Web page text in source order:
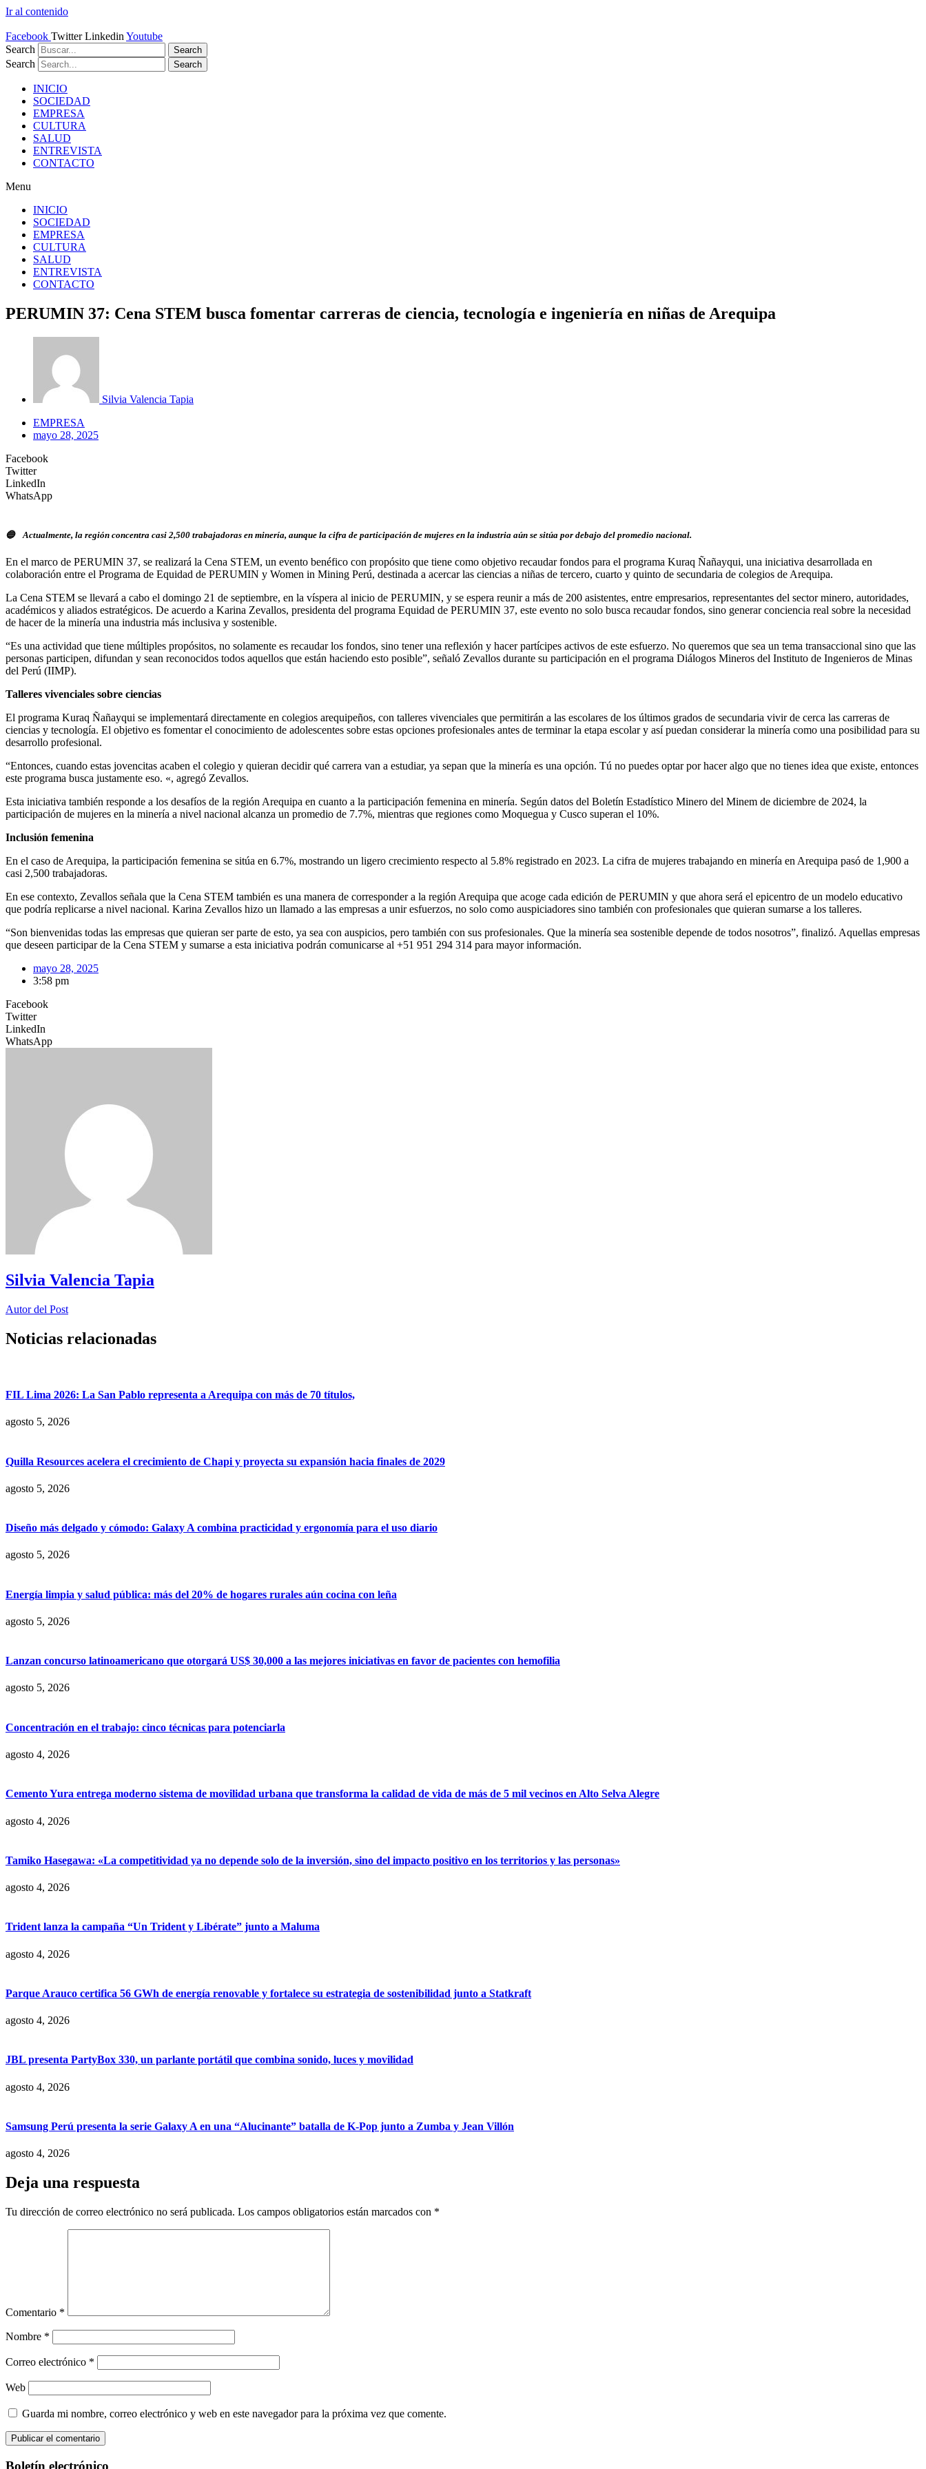
Ir al contenido
Facebook Twitter Linkedin Youtube
Search
Search
Search Search
INICIO
SOCIEDAD
EMPRESA
CULTURA
SALUD
ENTREVISTA
CONTACTO
Menu
INICIO
SOCIEDAD
EMPRESA
CULTURA
SALUD
ENTREVISTA
CONTACTO
PERUMIN 37: Cena STEM busca fomentar carreras de ciencia, tecnología e ingeniería en niñas de Arequipa
Silvia Valencia Tapia
EMPRESA
mayo 28, 2025
Facebook
Twitter
LinkedIn
WhatsApp
🔵 Actualmente, la región concentra casi 2,500 trabajadoras en minería, aunque la cifra de participación de mujeres en la industria aún se sitúa por debajo del promedio nacional.
En el marco de PERUMIN 37, se realizará la Cena STEM, un evento benéfico con propósito que tiene como objetivo recaudar fondos para el programa Kuraq Ñañayqui, una iniciativa desarrollada en
colaboración entre el Programa de Equidad de PERUMIN y Women in Mining Perú, destinada a acercar las ciencias a niñas de tercero, cuarto y quinto de secundaria de colegios de Arequipa.
La Cena STEM se llevará a cabo el domingo 21 de septiembre, en la víspera al inicio de PERUMIN, y se espera reunir a más de 200 asistentes, entre empresarios, representantes del sector minero, autoridades,
académicos y aliados estratégicos. De acuerdo a Karina Zevallos, presidenta del programa Equidad de PERUMIN 37, este evento no solo busca recaudar fondos, sino generar conciencia real sobre la necesidad
de hacer de la minería una industria más inclusiva y sostenible.
“Es una actividad que tiene múltiples propósitos, no solamente es recaudar los fondos, sino tener una reflexión y hacer partícipes activos de este esfuerzo. No queremos que sea un tema transaccional sino que las
personas participen, difundan y sean reconocidos todos aquellos que están haciendo esto posible”, señaló Zevallos durante su participación en el programa Diálogos Mineros del Instituto de Ingenieros de Minas
del Perú (IIMP).
Talleres vivenciales sobre ciencias
El programa Kuraq Ñañayqui se implementará directamente en colegios arequipeños, con talleres vivenciales que permitirán a las escolares de los últimos grados de secundaria vivir de cerca las carreras de
ciencias y tecnología. El objetivo es fomentar el conocimiento de adolescentes sobre estas opciones profesionales antes de terminar la etapa escolar y así puedan considerar la minería como una posibilidad para su
desarrollo profesional.
“Entonces, cuando estas jovencitas acaben el colegio y quieran decidir qué carrera van a estudiar, ya sepan que la minería es una opción. Tú no puedes optar por hacer algo que no tienes idea que existe, entonces
este programa busca justamente eso. «, agregó Zevallos.
Esta iniciativa también responde a los desafíos de la región Arequipa en cuanto a la participación femenina en minería. Según datos del Boletín Estadístico Minero del Minem de diciembre de 2024, la
participación de mujeres en la minería a nivel nacional alcanza un promedio de 7.7%, mientras que regiones como Moquegua y Cusco superan el 10%.
Inclusión femenina
En el caso de Arequipa, la participación femenina se sitúa en 6.7%, mostrando un ligero crecimiento respecto al 5.8% registrado en 2023. La cifra de mujeres trabajando en minería en Arequipa pasó de 1,900 a
casi 2,500 trabajadoras.
En ese contexto, Zevallos señala que la Cena STEM también es una manera de corresponder a la región Arequipa que acoge cada edición de PERUMIN y que ahora será el epicentro de un modelo educativo
que podría replicarse a nivel nacional. Karina Zevallos hizo un llamado a las empresas a unir esfuerzos, no solo como auspiciadores sino también con profesionales que quieran sumarse a los talleres.
“Son bienvenidas todas las empresas que quieran ser parte de esto, ya sea con auspicios, pero también con sus profesionales. Que la minería sea sostenible depende de todos nosotros”, finalizó. Aquellas empresas
que deseen participar de la Cena STEM y sumarse a esta iniciativa podrán comunicarse al +51 951 294 314 para mayor información.
mayo 28, 2025
3:58 pm
Facebook
Twitter
LinkedIn
WhatsApp
Silvia Valencia Tapia
Autor del Post
Noticias relacionadas
FIL Lima 2026: La San Pablo representa a Arequipa con más de 70 títulos,
agosto 5, 2026
Quilla Resources acelera el crecimiento de Chapi y proyecta su expansión hacia finales de 2029
agosto 5, 2026
Diseño más delgado y cómodo: Galaxy A combina practicidad y ergonomía para el uso diario
agosto 5, 2026
Energía limpia y salud pública: más del 20% de hogares rurales aún cocina con leña
agosto 5, 2026
Lanzan concurso latinoamericano que otorgará US$ 30,000 a las mejores iniciativas en favor de pacientes con hemofilia
agosto 5, 2026
Concentración en el trabajo: cinco técnicas para potenciarla
agosto 4, 2026
Cemento Yura entrega moderno sistema de movilidad urbana que transforma la calidad de vida de más de 5 mil vecinos en Alto Selva Alegre
agosto 4, 2026
Tamiko Hasegawa: «La competitividad ya no depende solo de la inversión, sino del impacto positivo en los territorios y las personas»
agosto 4, 2026
Trident lanza la campaña “Un Trident y Libérate” junto a Maluma
agosto 4, 2026
Parque Arauco certifica 56 GWh de energía renovable y fortalece su estrategia de sostenibilidad junto a Statkraft
agosto 4, 2026
JBL presenta PartyBox 330, un parlante portátil que combina sonido, luces y movilidad
agosto 4, 2026
Samsung Perú presenta la serie Galaxy A en una “Alucinante” batalla de K-Pop junto a Zumba y Jean Villón
agosto 4, 2026
Deja una respuesta
Tu dirección de correo electrónico no será publicada. Los campos obligatorios están marcados con *
Comentario *
Nombre *
Correo electrónico *
Web
Guarda mi nombre, correo electrónico y web en este navegador para la próxima vez que comente.
Boletín electrónico